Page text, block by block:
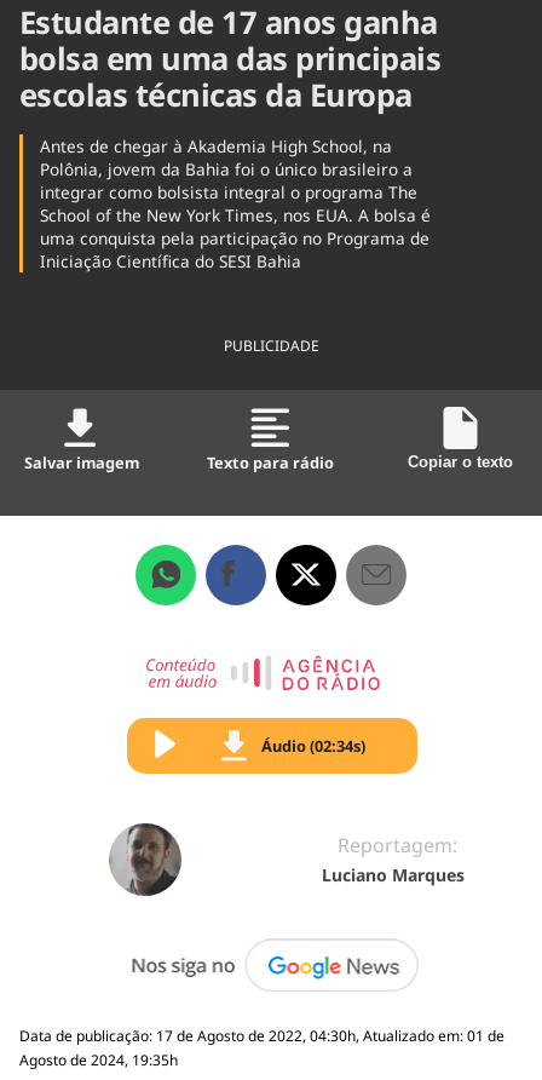
Estudante de 17 anos ganha
bolsa em uma das principais
escolas técnicas da Europa
Antes de chegar à Akademia High School, na
Polônia, jovem da Bahia foi o único brasileiro a
integrar como bolsista integral o programa The
School of the New York Times, nos EUA. A bolsa é
uma conquista pela participação no Programa de
Iniciação Científica do SESI Bahia
PUBLICIDADE
Salvar imagem Texto para rádio Copiar o texto
Áudio (02:34s)
Reportagem:
Luciano Marques
Data de publicação: 17 de Agosto de 2022, 04:30h, Atualizado em: 01 de
Agosto de 2024, 19:35h